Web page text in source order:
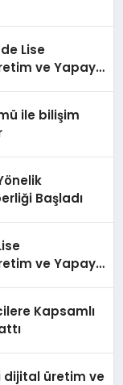
Lise
ve Yapay
ile bilişim
Başladı
ve Yapay
Kapsamlı
dijital üretim ve